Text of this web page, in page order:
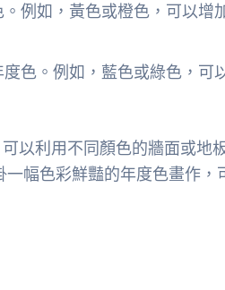
例如，黃色或橙色，可以增
色。例如，藍色或綠色，可
以利用不同顏色的牆面或地
幅色彩鮮豔的年度色畫作，